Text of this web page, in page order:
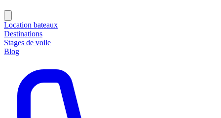
Location bateaux
Destinations
Stages de voile
Blog